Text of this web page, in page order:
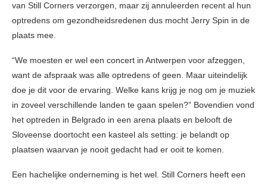
van Still Corners verzorgen, maar zij annuleerden recent al hun
optredens om gezondheidsredenen dus mocht Jerry Spin in de
plaats mee.
“We moesten er wel een concert in Antwerpen voor afzeggen,
want de afspraak was alle optredens of geen. Maar uiteindelijk
doe je dit voor de ervaring. Welke kans krijg je nog om je muziek
in zoveel verschillende landen te gaan spelen?” Bovendien vond
het optreden in Belgrado in een arena plaats en belooft de
Sloveense doortocht een kasteel als setting: je belandt op
plaatsen waarvan je nooit gedacht had er ooit te komen.
Een hachelijke onderneming is het wel. Still Corners heeft een